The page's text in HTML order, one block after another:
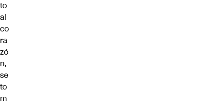
to
al
co
ra
zó
n,
se
to
m